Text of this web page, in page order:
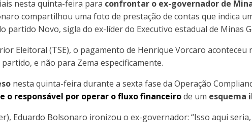
nesta quinta-feira para confrontar o ex-governador de
compartilhou uma foto de prestação de contas que indica
partido Novo, sigla do ex-líder do Executivo estadual de Minas
Eleitoral (TSE), o pagamento de Henrique Vorcaro
e não para Zema especificamente.
nesta quinta-feira durante a sexta fase da Operação
o responsável por operar o fluxo financeirode um esquema
Eduardo Bolsonaro ironizou o ex-governador: “Isso aqui seria,